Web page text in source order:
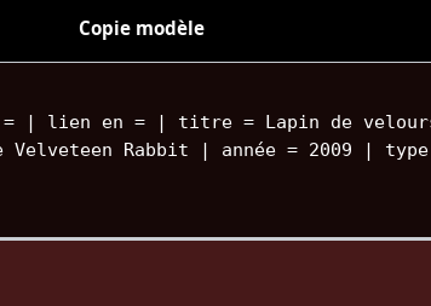
Copie modèle
| lien en = | titre = Lapin de
Rabbit | année = 2009 |